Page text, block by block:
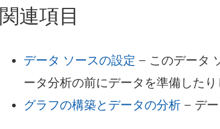
関連項目
データ ソースの設定 – このデータ
ータ分析の前にデータを準備したり
グラフの構築とデータの分析 – デ